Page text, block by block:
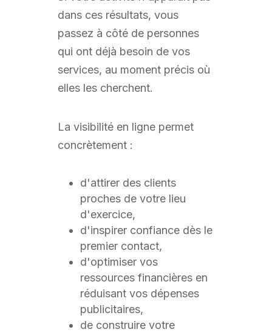
dans ces résultats, vous
passez à côté de personnes
qui ont déjà besoin de vos
services, au moment précis où
elles les cherchent.
La visibilité en ligne permet
concrètement :
d'attirer des clients
proches de votre lieu
d'exercice,
d'inspirer confiance dès le
premier contact,
d'optimiser vos
ressources financières en
réduisant vos dépenses
publicitaires,
de construire votre